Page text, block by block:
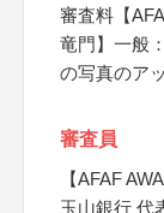
審査料【
竜門】一般
の写真のア
審査員
【AFAF
玉山銀行 代